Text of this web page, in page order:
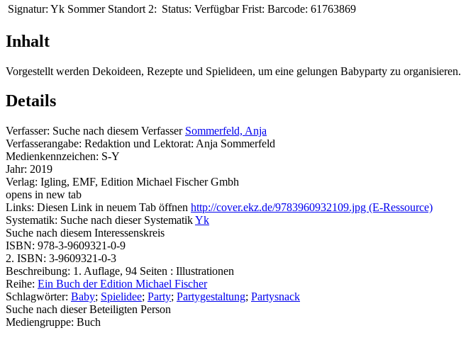
Signatur: Yk Sommer Standort 2: Status: Verfügbar Frist: Barcode: 61763869
Inhalt
Vorgestellt werden Dekoideen, Rezepte und Spielideen, um eine gelungen Babyparty zu organisieren.
Details
Verfasser: Suche nach diesem Verfasser Sommerfeld, Anja
Verfasserangabe: Redaktion und Lektorat: Anja Sommerfeld
Medienkennzeichen: S-Y
Jahr: 2019
Verlag: Igling, EMF, Edition Michael Fischer Gmbh
opens in new tab
Links: Diesen Link in neuem Tab öffnen http://cover.ekz.de/9783960932109.jpg (E-Ressource)
Systematik: Suche nach dieser SystematikYk
Suche nach diesem Interessenskreis
ISBN: 978-3-9609321-0-9
2. ISBN: 3-9609321-0-3
Beschreibung: 1. Auflage, 94 Seiten : Illustrationen
Reihe: Ein Buch der Edition Michael Fischer
Schlagwörter: Baby; Spielidee; Party; Partygestaltung; Partysnack
Suche nach dieser Beteiligten Person
Mediengruppe: Buch